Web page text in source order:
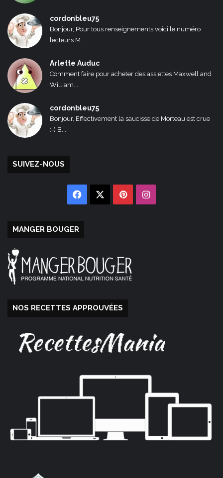
cordonbleu75
Bonjour, Pour tous renseignements voici le numéro
lecteurs M...
Arlette Auduc
Comment faire pour acheter des assiettes Maxwell and
William...
cordonbleu75
Bonjour, Effectivement la saucisse de Morteau est crue
:-) B...
SUIVEZ-NOUS
Facebook PinterestInstagram
MANGER BOUGER
NOS RECETTES APPROUVÉES